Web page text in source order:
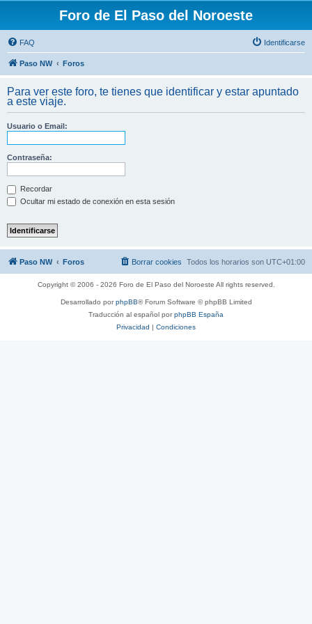
Foro de El Paso del Noroeste
FAQ Identificarse
Paso NW Foros
Para ver este foro, te tienes que identificar y estar apuntado
a este viaje.
Usuario o Email:
Contraseña:
Recordar
Ocultar mi estado de conexión en esta sesión
Paso NW Foros Todos los horarios son UTC+01:00
Borrar cookies
Copyright © 2006 - 2026 Foro de El Paso del Noroeste All rights reserved.
Desarrollado porphpBB® Forum Software © phpBB Limited
Traducción al español porphpBB España
Privacidad | Condiciones